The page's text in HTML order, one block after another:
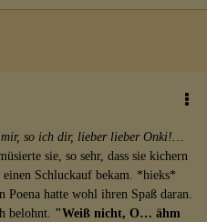
so ich dir, lieber lieber Onki!…
sie, so sehr, dass sie kichern
Schluckauf bekam. *hieks*
hatte wohl ihren Spaß daran.
belohnt. "Weiß nicht, O… ähm